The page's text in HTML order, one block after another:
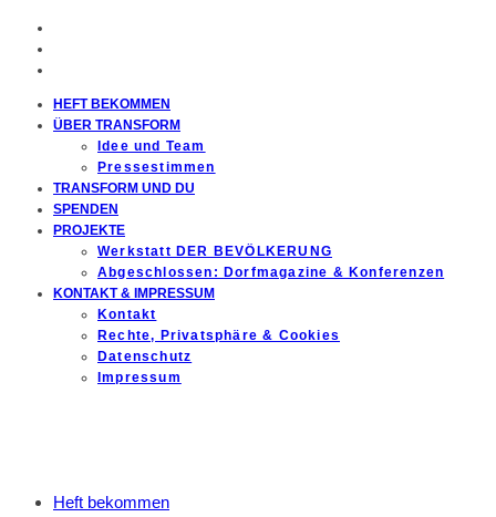
HEFT BEKOMMEN
ÜBER TRANSFORM
Idee und Team
Pressestimmen
TRANSFORM UND DU
SPENDEN
PROJEKTE
Werkstatt DER BEVÖLKERUNG
Abgeschlossen: Dorfmagazine & Konferenzen
KONTAKT & IMPRESSUM
Kontakt
Rechte, Privatsphäre & Cookies
Datenschutz
Impressum
Heft bekommen